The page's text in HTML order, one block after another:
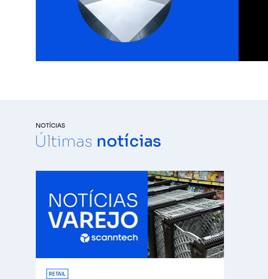
NOTÍCIAS
Últimas notícias
RETAIL